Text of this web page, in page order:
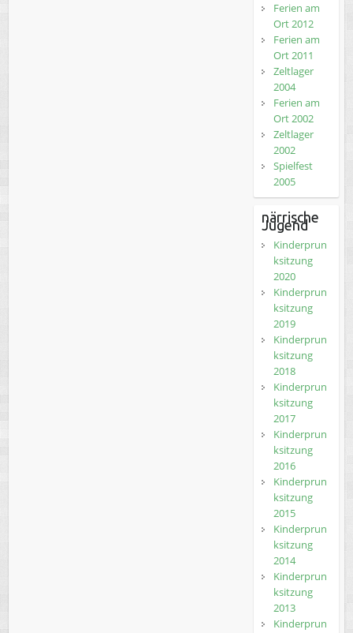
Ferien am
Ort 2012
Ferien am
Ort 2011
Zeltlager
2004
Ferien am
Ort 2002
Zeltlager
2002
Spielfest
2005
närrische
Jugend
Kinderprun
ksitzung
2020
Kinderprun
ksitzung
2019
Kinderprun
ksitzung
2018
Kinderprun
ksitzung
2017
Kinderprun
ksitzung
2016
Kinderprun
ksitzung
2015
Kinderprun
ksitzung
2014
Kinderprun
ksitzung
2013
Kinderprun